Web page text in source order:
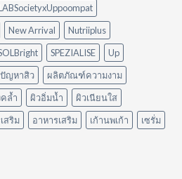
New Arrival
Nutriiplus
SPEZIALISE
Up
ปัญหาสิว
ผลิตภัณฑ์ความงาม
ล้ำ ผิวอิ่มน้ำ
ผิวเนียนใส
สริม อาหารเสริม เก้านพเก้า
เซรั่ม